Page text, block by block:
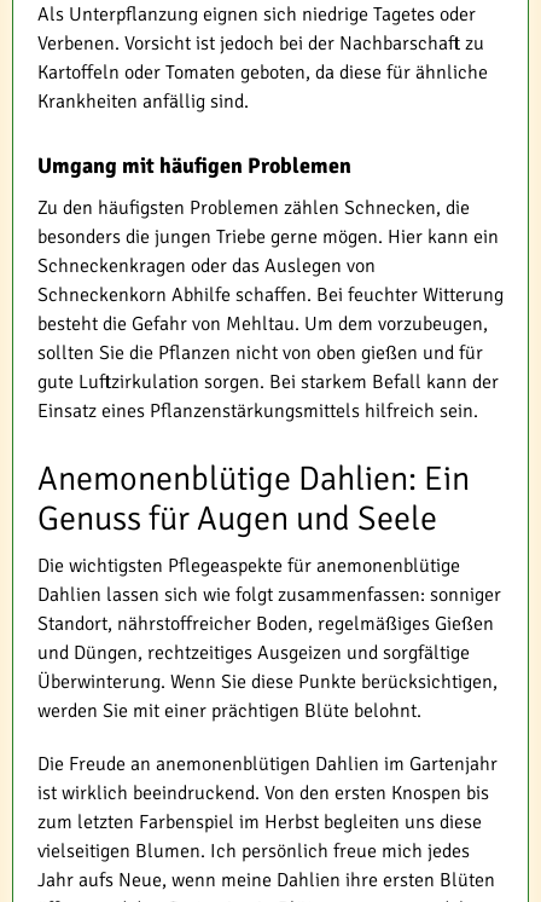
Als Unterpflanzung eignen sich niedrige Tagetes oder
Verbenen. Vorsicht ist jedoch bei der Nachbarschaft zu
Kartoffeln oder Tomaten geboten, da diese für ähnliche
Krankheiten anfällig sind.
Umgang mit häufigen Problemen
Zu den häufigsten Problemen zählen Schnecken, die
besonders die jungen Triebe gerne mögen. Hier kann ein
Schneckenkragen oder das Auslegen von
Schneckenkorn Abhilfe schaffen. Bei feuchter Witterung
besteht die Gefahr von Mehltau. Um dem vorzubeugen,
sollten Sie die Pflanzen nicht von oben gießen und für
gute Luftzirkulation sorgen. Bei starkem Befall kann der
Einsatz eines Pflanzenstärkungsmittels hilfreich sein.
Anemonenblütige Dahlien: Ein
Genuss für Augen und Seele
Die wichtigsten Pflegeaspekte für anemonenblütige
Dahlien lassen sich wie folgt zusammenfassen: sonniger
Standort, nährstoffreicher Boden, regelmäßiges Gießen
und Düngen, rechtzeitiges Ausgeizen und sorgfältige
Überwinterung. Wenn Sie diese Punkte berücksichtigen,
werden Sie mit einer prächtigen Blüte belohnt.
Die Freude an anemonenblütigen Dahlien im Gartenjahr
ist wirklich beeindruckend. Von den ersten Knospen bis
zum letzten Farbenspiel im Herbst begleiten uns diese
vielseitigen Blumen. Ich persönlich freue mich jedes
Jahr aufs Neue, wenn meine Dahlien ihre ersten Blüten